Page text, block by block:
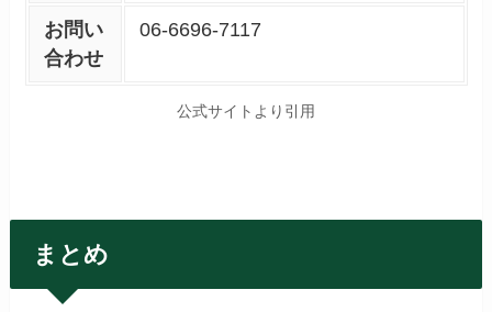
お問い
合わせ
06-6696-7117
公式サイトより引用
まとめ